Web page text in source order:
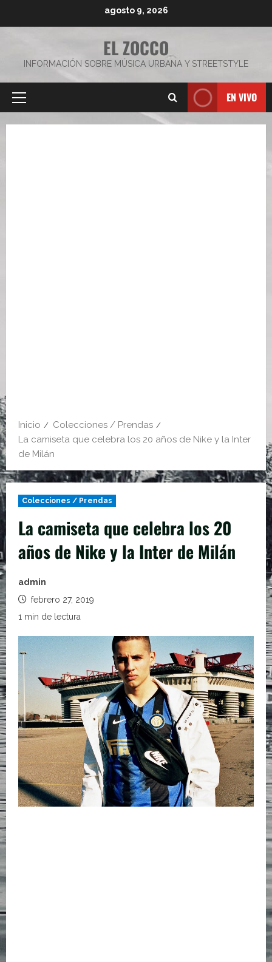
agosto 9, 2026
EL ZOCCO
INFORMACIÓN SOBRE MÚSICA URBANA Y STREETSTYLE
Menú
EN VIVO
Inicio
Colecciones / Prendas
La camiseta que celebra los 20 años de Nike y la Inter
de Milán
Colecciones / Prendas
La camiseta que celebra los 20
años de Nike y la Inter de Milán
admin
febrero 27, 2019
1 min de lectura